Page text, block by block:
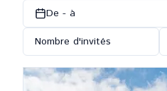
De - à
Nombre d'invités